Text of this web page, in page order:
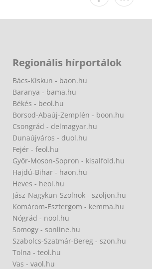
Regionális hírportálok
Bács-Kiskun - baon.hu
Baranya - bama.hu
Békés - beol.hu
Borsod-Abaúj-Zemplén - boon.hu
Csongrád - delmagyar.hu
Dunaújváros - duol.hu
Fejér - feol.hu
Győr-Moson-Sopron - kisalfold.hu
Hajdú-Bihar - haon.hu
Heves - heol.hu
Jász-Nagykun-Szolnok - szoljon.hu
Komárom-Esztergom - kemma.hu
Nógrád - nool.hu
Somogy - sonline.hu
Szabolcs-Szatmár-Bereg - szon.hu
Tolna - teol.hu
Vas - vaol.hu